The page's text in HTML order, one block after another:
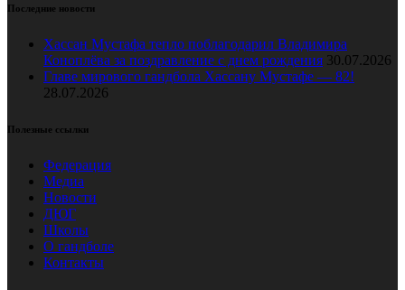
Последние новости
Хассан Мустафа тепло поблагодарил Владимира
Коноплёва за поздравление с днем рождения 30.07.2026
Главе мирового гандбола Хассану Мустафе — 82!
28.07.2026
Полезные ссылки
Федерация
Медиа
Новости
ДЮГ
Школы
О гандболе
Контакты